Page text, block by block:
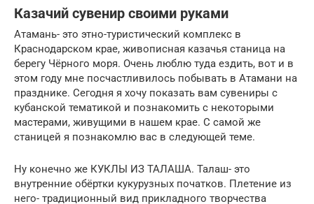
Казачий сувенир своими руками
Атамань- это этно-туристический комплекс в
Краснодарском крае, живописная казачья станица на
берегу Чёрного моря. Очень люблю туда ездить, вот и в
этом году мне посчастливилось побывать в Атамани на
празднике. Сегодня я хочу показать вам сувениры с
кубанской тематикой и познакомить с некоторыми
мастерами, живущими в нашем крае. С самой же
станицей я познакомлю вас в следующей теме.
Ну конечно же КУКЛЫ ИЗ ТАЛАША. Талаш- это
внутренние обёртки кукурузных початков. Плетение из
него- традиционный вид прикладного творчества